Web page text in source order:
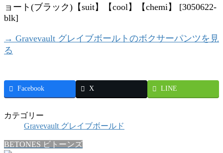
→ Gravevault グレイブボールトのボクサーパンツを見
る
Facebook X LINE
カテゴリー
Gravevault グレイブボールド
BETONES ビトーンズ